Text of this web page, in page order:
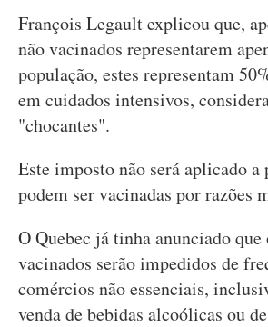
François Legault explicou que,
não vacinados representarem
população, estes representam
em cuidados intensivos,
"chocantes".
Este imposto não será aplicado a
podem ser vacinadas por razões
O Quebec já tinha anunciado que
vacinados serão impedidos de
comércios não essenciais,
venda de bebidas alcoólicas ou